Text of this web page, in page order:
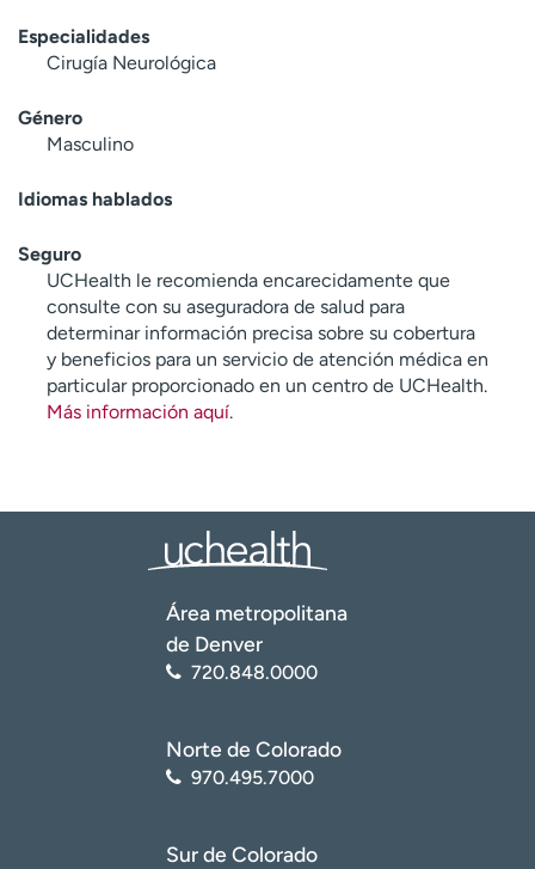
Especialidades
Cirugía Neurológica
Género
Masculino
Idiomas hablados
Seguro
UCHealth le recomienda encarecidamente que
consulte con su aseguradora de salud para
determinar información precisa sobre su cobertura
y beneficios para un servicio de atención médica en
particular proporcionado en un centro de UCHealth.
Más información aquí.
Área metropolitana
de Denver
720.848.0000
Norte de Colorado
970.495.7000
Sur de Colorado